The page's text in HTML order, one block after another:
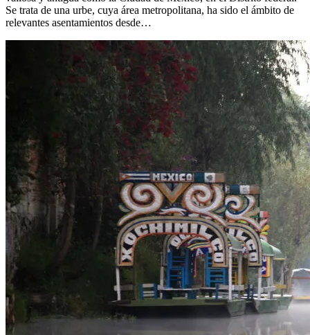
Se trata de una urbe, cuya área metropolitana, ha sido el ámbito de
relevantes asentamientos desde…